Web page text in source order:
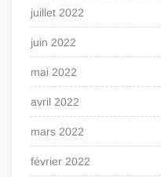
juillet 2022
juin 2022
mai 2022
avril 2022
mars 2022
février 2022